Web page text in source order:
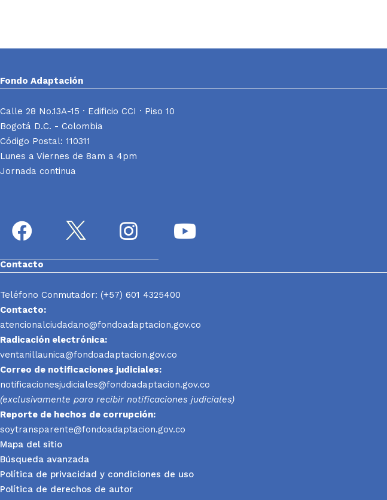
Fondo Adaptación
Calle 28 No.13A-15 · Edificio CCI · Piso 10
Bogotá D.C. - Colombia
Código Postal: 110311
Lunes a Viernes de 8am a 4pm
Jornada continua
Contacto
Teléfono Conmutador: (+57) 601 4325400
Contacto:
atencionalciudadano@fondoadaptacion.gov.co
Radicación electrónica:
ventanillaunica@fondoadaptacion.gov.co
Correo de notificaciones judiciales:
notificacionesjudiciales@fondoadaptacion.gov.co
(exclusivamente para recibir notificaciones judiciales)
Reporte de hechos de corrupción:
soytransparente@fondoadaptacion.gov.co
Mapa del sitio
Búsqueda avanzada
Política de privacidad y condiciones de uso
Política de derechos de autor